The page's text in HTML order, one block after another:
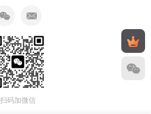
扫码加微信